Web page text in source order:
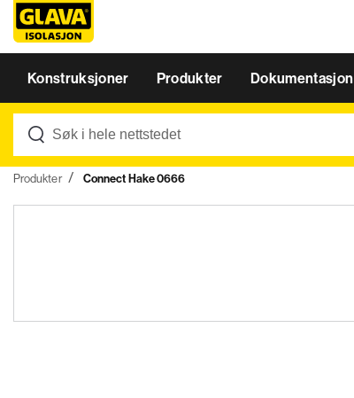
Konstruksjoner Produkter Dokumentasjon
Produkter Connect Hake 0666